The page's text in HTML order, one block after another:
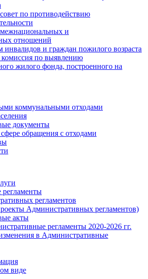
по противодействию
и
отношений
инвалидов и граждан пожилого возраста
по выявлению
жилого фонда, построенного на
коммунальными отходами
документы
сфере обращения с отходами
регламентов
Административных регламентов)
акты
регламенты 2020-2026 гг.
в Административные
виде